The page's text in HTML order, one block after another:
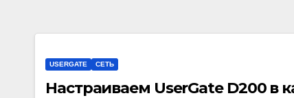
USERGATE СЕТЬ
Настраиваем UserGate D200 в